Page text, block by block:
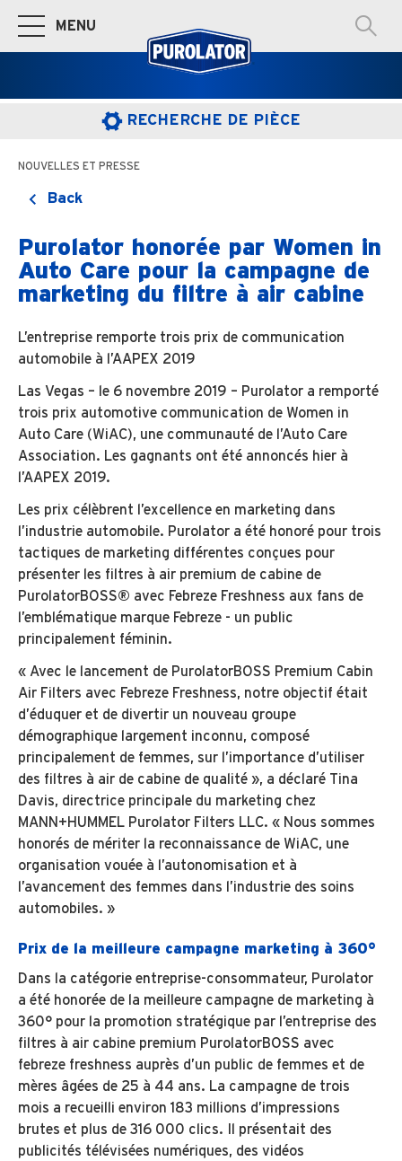
Basculer à la navigation principale
MENU
RECHERCHE DE PIÈCE
NOUVELLES ET PRESSE
Back
Purolator honorée par Women in
Auto Care pour la campagne de
marketing du filtre à air cabine
L’entreprise remporte trois prix de communication
automobile à l’AAPEX 2019
Las Vegas – le 6 novembre 2019 – Purolator a remporté
trois prix automotive communication de Women in
Auto Care (WiAC), une communauté de l’Auto Care
Association. Les gagnants ont été annoncés hier à
l’AAPEX 2019.
Les prix célèbrent l’excellence en marketing dans
l’industrie automobile. Purolator a été honoré pour trois
tactiques de marketing différentes conçues pour
présenter les filtres à air premium de cabine de
PurolatorBOSS® avec Febreze Freshness aux fans de
l’emblématique marque Febreze - un public
principalement féminin.
« Avec le lancement de PurolatorBOSS Premium Cabin
Air Filters avec Febreze Freshness, notre objectif était
d’éduquer et de divertir un nouveau groupe
démographique largement inconnu, composé
principalement de femmes, sur l’importance d’utiliser
des filtres à air de cabine de qualité », a déclaré Tina
Davis, directrice principale du marketing chez
MANN+HUMMEL Purolator Filters LLC. « Nous sommes
honorés de mériter la reconnaissance de WiAC, une
organisation vouée à l’autonomisation et à
l’avancement des femmes dans l’industrie des soins
automobiles. »
Prix de la meilleure campagne marketing à 360°
Dans la catégorie entreprise-consommateur, Purolator
a été honorée de la meilleure campagne de marketing à
360° pour la promotion stratégique par l’entreprise des
filtres à air cabine premium PurolatorBOSS avec
febreze freshness auprès d’un public de femmes et de
mères âgées de 25 à 44 ans. La campagne de trois
mois a recueilli environ 183 millions d’impressions
brutes et plus de 316 000 clics. Il présentait des
publicités télévisées numériques, des vidéos